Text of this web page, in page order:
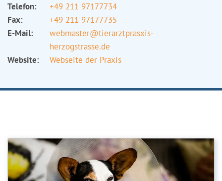
Telefon:
+49 211 97177734
Fax:
+49 211 97177735
E-Mail:
webmaster@tierarztprasxis-
herzogstrasse.de
Website:
Webseite der Praxis